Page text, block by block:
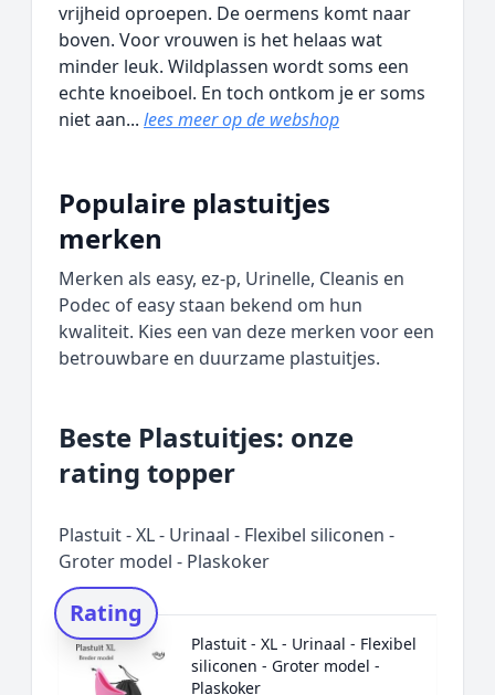
vrijheid oproepen. De oermens komt naar
boven. Voor vrouwen is het helaas wat
minder leuk. Wildplassen wordt soms een
echte knoeiboel. En toch ontkom je er soms
niet aan... lees meer op de webshop
Populaire plastuitjes
merken
Merken als easy, ez-p, Urinelle, Cleanis en
Podec of easy staan bekend om hun
kwaliteit. Kies een van deze merken voor een
betrouwbare en duurzame plastuitjes.
Beste Plastuitjes: onze
rating topper
Plastuit - XL - Urinaal - Flexibel siliconen -
Groter model - Plaskoker
Rating
Plastuit - XL - Urinaal - Flexibel
siliconen - Groter model -
Plaskoker